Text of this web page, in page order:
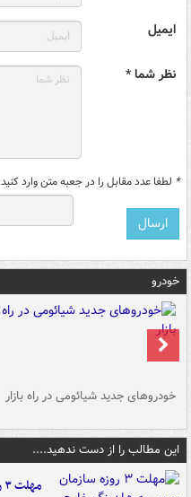
ایمیل
نظر شما *
* لطفا عدد مقابل را در جعبه متن وارد کنید
خودرو
خودروهای جدید شیائومی در راه بازار
این مطالب را از دست ندهید....
مهلت ۳ روزه سازمان بورس به هلدینگ خلیج فارس